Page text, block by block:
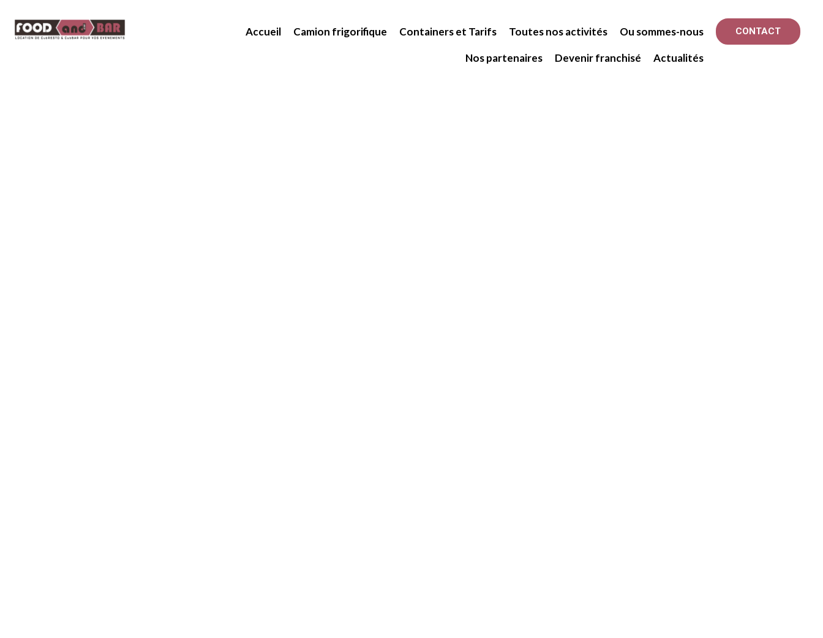
Accueil Camion frigorifique Containers et Tarifs Toutes nos activités Ou sommes-nous
Nos partenaires Devenir franchisé Actualités
CONTACT